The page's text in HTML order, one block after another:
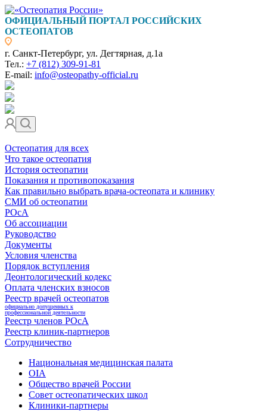
ОФИЦИАЛЬНЫЙ ПОРТАЛ РОССИЙСКИХ
ОСТЕОПАТОВ
г. Санкт-Петербург, ул. Дегтярная, д.1а
Тел.: +7 (812) 309-91-81
E-mail: info@osteopathy-official.ru
Остеопатия для всех
Что такое остеопатия
История остеопатии
Показания и противопоказания
Как правильно выбрать врача-остеопата и клинику
СМИ об остеопатии
РОсА
Об ассоциации
Руководство
Документы
Условия членства
Порядок вступления
Деонтологический кодекс
Оплата членских взносов
Реестр врачей остеопатов
официально допущенных к
профессиональной деятельности
Реестр членов РОсА
Реестр клиник-партнеров
Сотрудничество
Национальная медицинская палата
OIA
Общество врачей России
Совет остеопатических школ
Клиники-партнеры